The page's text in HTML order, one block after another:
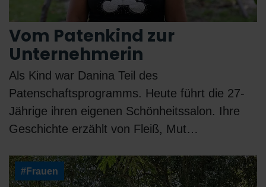
Vom Patenkind zur
Unternehmerin
Als Kind war Danina Teil des
Patenschaftsprogramms. Heute führt die 27-
Jährige ihren eigenen Schönheitssalon. Ihre
Geschichte erzählt von Fleiß, Mut…
#Frauen